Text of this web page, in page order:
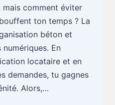
mais comment éviter
ton temps ? La
béton et
numériques. En
locataire et en
demandes, tu gagnes
Alors,…